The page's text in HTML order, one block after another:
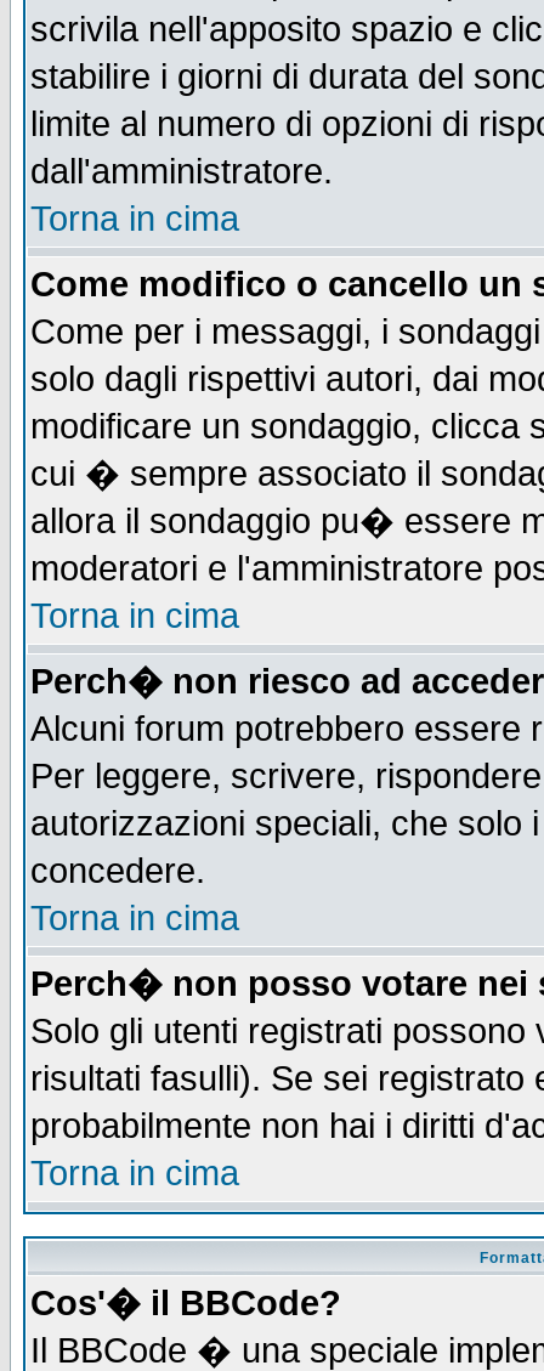
scrivila nell'apposito spazio e
stabilire i giorni di durata del
limite al numero di opzioni di
dall'amministratore.
Torna in cima
Come modifico o cancello un
Come per i messaggi, i
solo dagli rispettivi autori, dai
modificare un sondaggio, clicca
cui � sempre associato il
allora il sondaggio pu� essere
moderatori e l'amministratore
Torna in cima
Perch� non riesco ad
Alcuni forum potrebbero essere
Per leggere, scrivere,
autorizzazioni speciali, che solo
concedere.
Torna in cima
Perch� non posso votare nei
Solo gli utenti registrati
risultati fasulli). Se sei
probabilmente non hai i diritti
Torna in cima
Cos'� il BBCode?
Il BBCode � una speciale